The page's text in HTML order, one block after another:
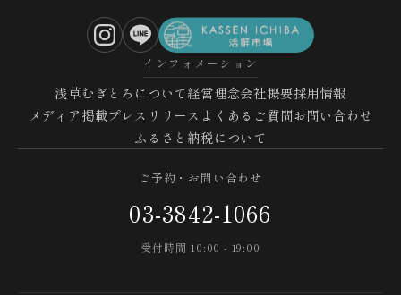
インフォメーション
浅草むぎとろについて経営理念会社概要採用情報
メディア掲載プレスリリース よくあるご質問お問い合わせ
ふるさと納税について
ご予約・お問い合わせ
03-3842-1066
受付時間 10:00 - 19:00